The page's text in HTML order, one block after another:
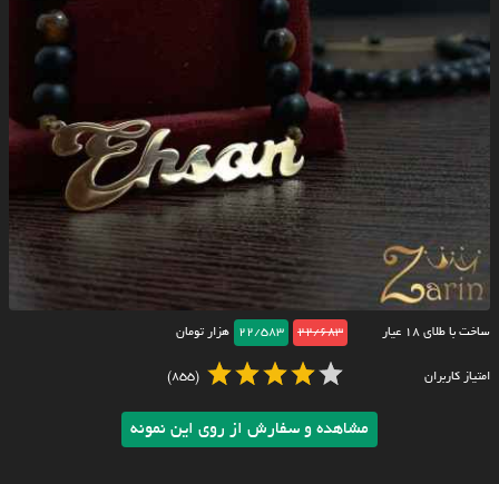
ساخت با طلای ۱۸ عیار 22/683
22/583 هزار تومان
امتیاز کاربران (855)
مشاهده و سفارش از روی این نمونه